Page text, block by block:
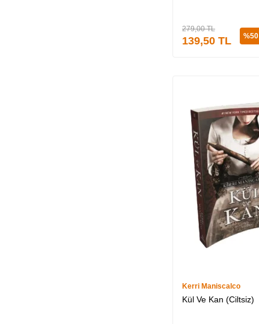
279,00TL
139,50 TL %50
Kerri Maniscalco
Kül Ve Kan (Ciltsiz)